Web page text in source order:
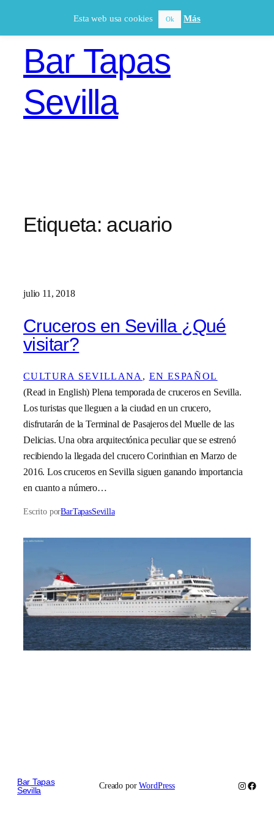
Bar Tapas
Sevilla
Etiqueta: acuario
julio 11, 2018
Cruceros en Sevilla ¿Qué
visitar?
CULTURA SEVILLANA, EN ESPAÑOL
(Read in English) Plena temporada de cruceros en Sevilla.
Los turistas que lleguen a la ciudad en un crucero,
disfrutarán de la Terminal de Pasajeros del Muelle de las
Delicias. Una obra arquitectónica peculiar que se estrenó
recibiendo la llegada del crucero Corinthian en Marzo de
2016. Los cruceros en Sevilla siguen ganando importancia
en cuanto a número…
Escrito porBarTapasSevilla
Bar Tapas
Sevilla
Creado porWordPress Instagram
Esta web usa cookies Ok Más